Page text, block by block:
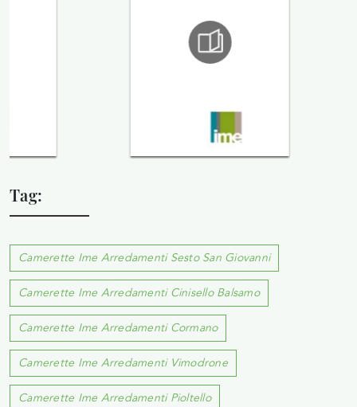
Tag:
Camerette Ime Arredamenti Sesto San Giovanni
Camerette Ime Arredamenti Cinisello Balsamo
Camerette Ime Arredamenti Cormano
Camerette Ime Arredamenti Vimodrone
Camerette Ime Arredamenti Pioltello